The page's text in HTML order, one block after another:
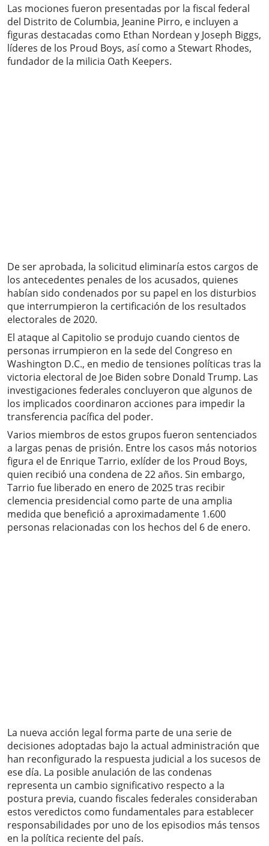
Las mociones fueron presentadas por la fiscal federal
del Distrito de Columbia, Jeanine Pirro, e incluyen a
figuras destacadas como Ethan Nordean y Joseph Biggs,
líderes de los Proud Boys, así como a Stewart Rhodes,
fundador de la milicia Oath Keepers.
De ser aprobada, la solicitud eliminaría estos cargos de
los antecedentes penales de los acusados, quienes
habían sido condenados por su papel en los disturbios
que interrumpieron la certificación de los resultados
electorales de 2020.
El ataque al Capitolio se produjo cuando cientos de
personas irrumpieron en la sede del Congreso en
Washington D.C., en medio de tensiones políticas tras la
victoria electoral de Joe Biden sobre Donald Trump. Las
investigaciones federales concluyeron que algunos de
los implicados coordinaron acciones para impedir la
transferencia pacífica del poder.
Varios miembros de estos grupos fueron sentenciados
a largas penas de prisión. Entre los casos más notorios
figura el de Enrique Tarrio, exlíder de los Proud Boys,
quien recibió una condena de 22 años. Sin embargo,
Tarrio fue liberado en enero de 2025 tras recibir
clemencia presidencial como parte de una amplia
medida que benefició a aproximadamente 1.600
personas relacionadas con los hechos del 6 de enero.
La nueva acción legal forma parte de una serie de
decisiones adoptadas bajo la actual administración que
han reconfigurado la respuesta judicial a los sucesos de
ese día. La posible anulación de las condenas
representa un cambio significativo respecto a la
postura previa, cuando fiscales federales consideraban
estos veredictos como fundamentales para establecer
responsabilidades por uno de los episodios más tensos
en la política reciente del país.